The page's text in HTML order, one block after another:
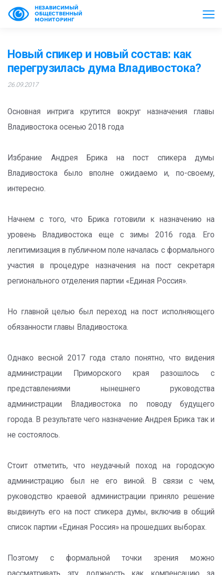
НЕЗАВИСИМЫЙ
ОБЩЕСТВЕННЫЙ
МОНИТОРИНГ
Новый спикер и новый состав: как
перегрузилась дума Владивостока?
26.09.2017
Основная интрига крутится вокруг назначения главы
Владивостока осенью 2018 года
Избрание Андрея Брика на пост спикера думы
Владивостока было вполне ожидаемо и, по-своему,
интересно.
Начнем с того, что Брика готовили к назначению на
уровень Владивостока еще с зимы 2016 года. Его
легитимизация в публичном поле началась с формального
участия в процедуре назначения на пост секретаря
регионального отделения партии «Единая Россия».
Но главной целью был переход на пост исполняющего
обязанности главы Владивостока.
Однако весной 2017 года стало понятно, что видения
администрации Приморского края разошлось с
представлениями нынешнего руководства
администрации Владивостока по поводу будущего
города. В результате чего назначение Андрея Брика так и
не состоялось.
Стоит отметить, что неудачный поход на городскую
администрацию был не его виной. В связи с чем,
руководство краевой администрации приняло решение
выдвинуть его на пост спикера думы, включив в общий
список партии «Единая Россия» на прошедших выборах.
Поэтому с формальной точки зрения можно